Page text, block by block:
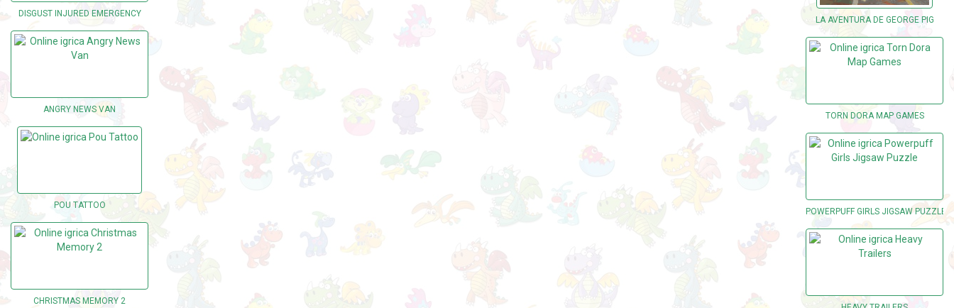
DISGUST INJURED EMERGENCY
ANGRY NEWS VAN
POU TATTOO
CHRISTMAS MEMORY 2
LA AVENTURA DE GEORGE PIG
TORN DORA MAP GAMES
POWERPUFF GIRLS JIGSAW PUZZLE